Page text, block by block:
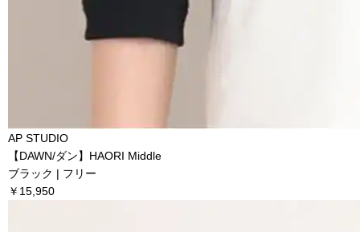
AP STUDIO
【DAWN/ダン】HAORI Middle
ブラック | フリー
￥15,950